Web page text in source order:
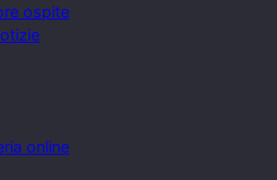
ospite
online